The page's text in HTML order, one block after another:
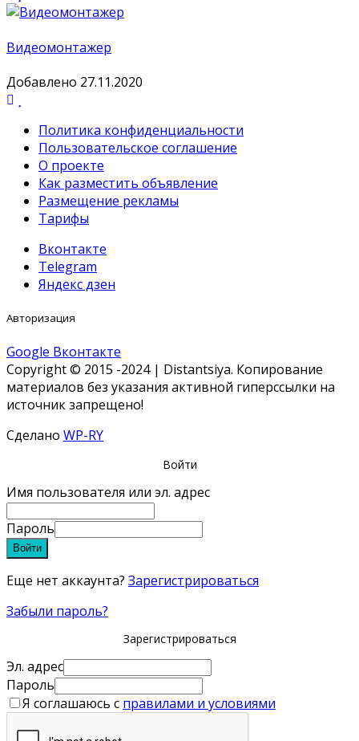
Видеомонтажер
Добавлено 27.11.2020
Политика конфиденциальности
Пользовательское соглашение
О проекте
Как разместить объявление
Размещение рекламы
Тарифы
Вконтакте
Telegram
Яндекс дзен
Авторизация
Google Вконтакте
Copyright © 2015 -2024 | Distantsiya. Копирование
материалов без указания активной гиперссылки на
источник запрещено!
Сделано WP-RY
Войти
Имя пользователя или эл. адрес
Пароль
Войти
Еще нет аккаунта? Зарегистрироваться
Забыли пароль?
Зарегистрироваться
Эл. адрес
Пароль
Я соглашаюсь с правилами и условиями